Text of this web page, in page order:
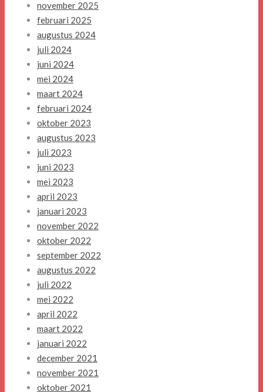
november 2025
februari 2025
augustus 2024
juli 2024
juni 2024
mei 2024
maart 2024
februari 2024
oktober 2023
augustus 2023
juli 2023
juni 2023
mei 2023
april 2023
januari 2023
november 2022
oktober 2022
september 2022
augustus 2022
juli 2022
mei 2022
april 2022
maart 2022
januari 2022
december 2021
november 2021
oktober 2021